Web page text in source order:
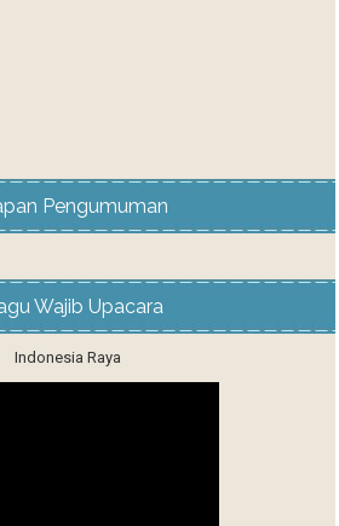
Pengumuman
Wajib Upacara
Indonesia Raya